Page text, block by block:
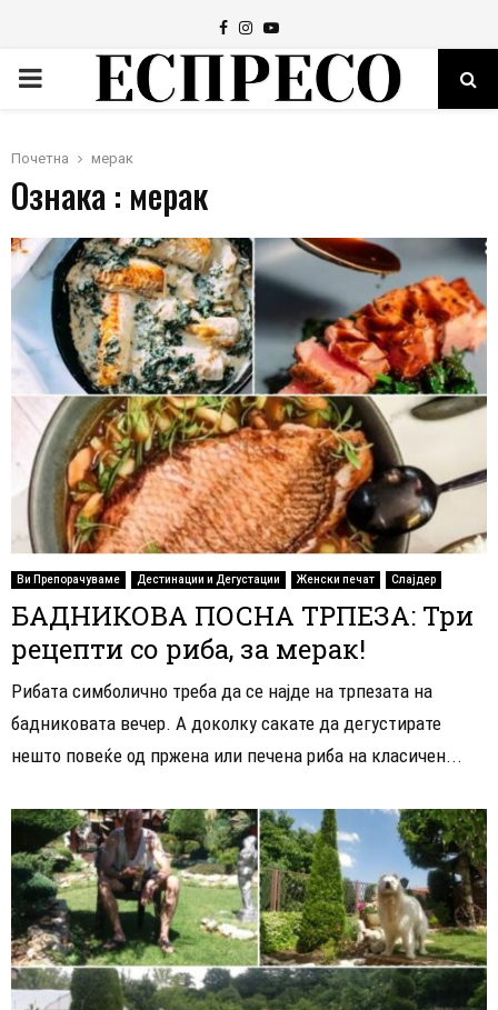
Facebook
Instagram
Youtube
PRIMARY
Почетна мерак
Ознака : мерак
Ви Препорачуваме Дестинации и Дегустации Женски печат Слајдер
БАДНИКОВА ПОСНА ТРПЕЗА: Три
рецепти со риба, за мерак!
Рибата симболично треба да се најде на трпезата на
бадниковата вечер. А доколку сакате да дегустирате
нешто повеќе од пржена или печена риба на класичен...